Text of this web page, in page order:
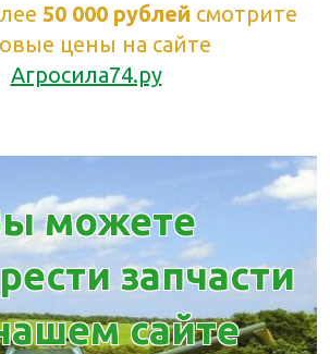
50 000 рублей смотрите
цены на сайте
Агросила74.ру
можете
запчасти
сайте